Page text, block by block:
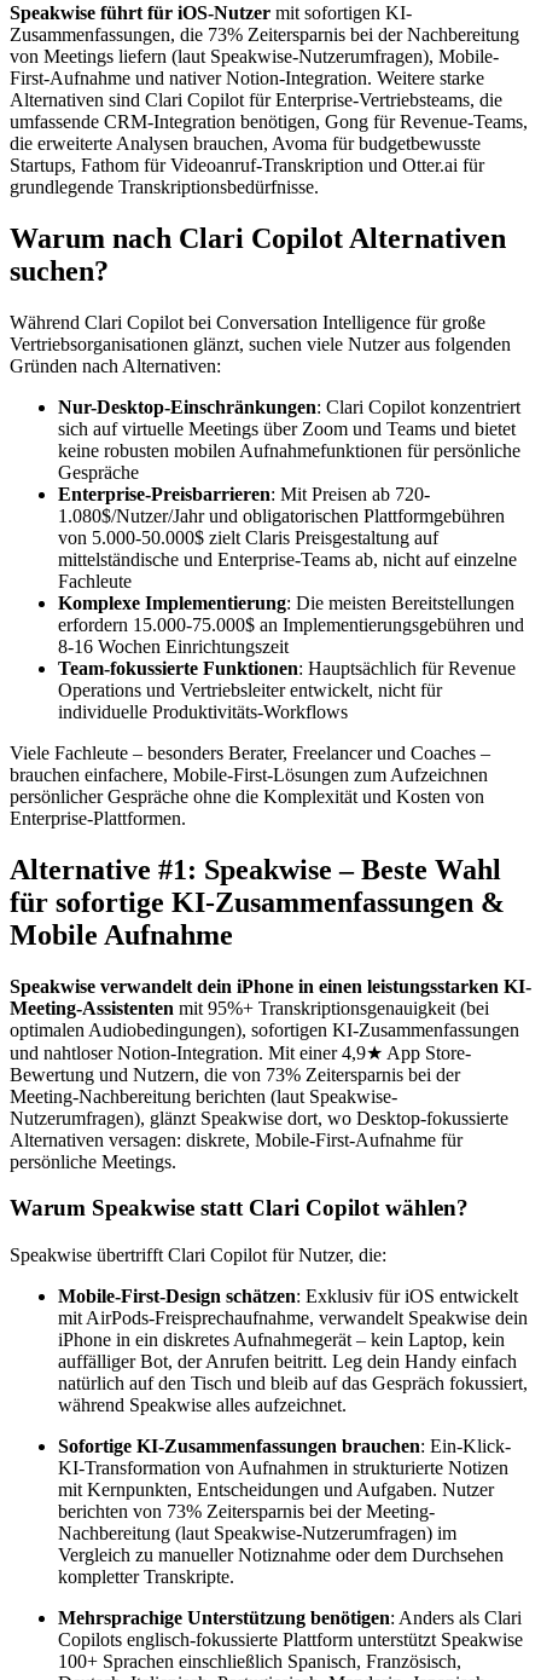
Speakwise führt für iOS-Nutzer mit sofortigen KI-
Zusammenfassungen, die 73% Zeitersparnis bei der Nachbereitung
von Meetings liefern (laut Speakwise-Nutzerumfragen), Mobile-
First-Aufnahme und nativer Notion-Integration. Weitere starke
Alternativen sind Clari Copilot für Enterprise-Vertriebsteams, die
umfassende CRM-Integration benötigen, Gong für Revenue-Teams,
die erweiterte Analysen brauchen, Avoma für budgetbewusste
Startups, Fathom für Videoanruf-Transkription und Otter.ai für
grundlegende Transkriptionsbedürfnisse.
Warum nach Clari Copilot Alternativen
suchen?
Während Clari Copilot bei Conversation Intelligence für große
Vertriebsorganisationen glänzt, suchen viele Nutzer aus folgenden
Gründen nach Alternativen:
Nur-Desktop-Einschränkungen: Clari Copilot konzentriert
sich auf virtuelle Meetings über Zoom und Teams und bietet
keine robusten mobilen Aufnahmefunktionen für persönliche
Gespräche
Enterprise-Preisbarrieren: Mit Preisen ab 720-
1.080$/Nutzer/Jahr und obligatorischen Plattformgebühren
von 5.000-50.000$ zielt Claris Preisgestaltung auf
mittelständische und Enterprise-Teams ab, nicht auf einzelne
Fachleute
Komplexe Implementierung: Die meisten Bereitstellungen
erfordern 15.000-75.000$ an Implementierungsgebühren und
8-16 Wochen Einrichtungszeit
Team-fokussierte Funktionen: Hauptsächlich für Revenue
Operations und Vertriebsleiter entwickelt, nicht für
individuelle Produktivitäts-Workflows
Viele Fachleute – besonders Berater, Freelancer und Coaches –
brauchen einfachere, Mobile-First-Lösungen zum Aufzeichnen
persönlicher Gespräche ohne die Komplexität und Kosten von
Enterprise-Plattformen.
Alternative #1: Speakwise – Beste Wahl
für sofortige KI-Zusammenfassungen &
Mobile Aufnahme
Speakwise verwandelt dein iPhone in einen leistungsstarken KI-
Meeting-Assistenten mit 95%+ Transkriptionsgenauigkeit (bei
optimalen Audiobedingungen), sofortigen KI-Zusammenfassungen
und nahtloser Notion-Integration. Mit einer 4,9★ App Store-
Bewertung und Nutzern, die von 73% Zeitersparnis bei der
Meeting-Nachbereitung berichten (laut Speakwise-
Nutzerumfragen), glänzt Speakwise dort, wo Desktop-fokussierte
Alternativen versagen: diskrete, Mobile-First-Aufnahme für
persönliche Meetings.
Warum Speakwise statt Clari Copilot wählen?
Speakwise übertrifft Clari Copilot für Nutzer, die:
Mobile-First-Design schätzen: Exklusiv für iOS entwickelt
mit AirPods-Freisprechaufnahme, verwandelt Speakwise dein
iPhone in ein diskretes Aufnahmegerät – kein Laptop, kein
auffälliger Bot, der Anrufen beitritt. Leg dein Handy einfach
natürlich auf den Tisch und bleib auf das Gespräch fokussiert,
während Speakwise alles aufzeichnet.
Sofortige KI-Zusammenfassungen brauchen: Ein-Klick-
KI-Transformation von Aufnahmen in strukturierte Notizen
mit Kernpunkten, Entscheidungen und Aufgaben. Nutzer
berichten von 73% Zeitersparnis bei der Meeting-
Nachbereitung (laut Speakwise-Nutzerumfragen) im
Vergleich zu manueller Notiznahme oder dem Durchsehen
kompletter Transkripte.
Mehrsprachige Unterstützung benötigen: Anders als Clari
Copilots englisch-fokussierte Plattform unterstützt Speakwise
100+ Sprachen einschließlich Spanisch, Französisch,